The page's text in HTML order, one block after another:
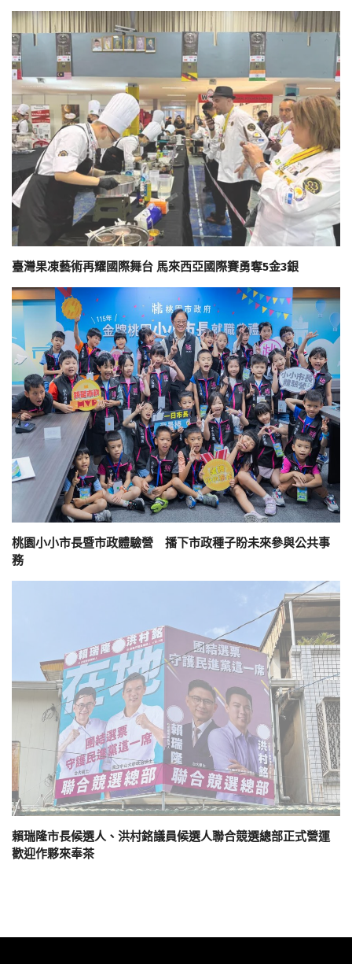
臺灣果凍藝術再耀國際舞台 馬來西亞國際賽勇奪5金3銀
桃園小小市長暨市政體驗營 播下市政種子盼未來參與公共事
務
賴瑞隆市長候選人、洪村銘議員候選人聯合競選總部正式營運
歡迎作夥來奉茶